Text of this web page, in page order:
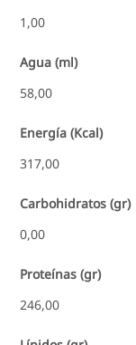
1,00
Agua (ml)
58,00
Energía (Kcal)
317,00
Carbohidratos (gr)
0,00
Proteínas (gr)
246,00